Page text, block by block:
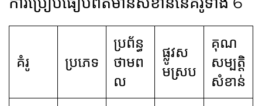
គំរូ ប្រភេទ
ប្រព័ន្ធ
ថាមព
ល
ផ្លូវស
មស្រប
គុណ
សម្បត្តិ
សំខាន់